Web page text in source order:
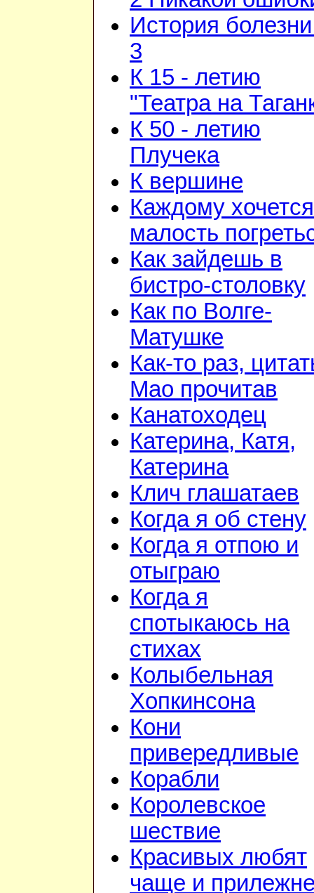
История
3
К 15 - летию
"Театра на
К 50 - летию
Плучека
К вершине
Каждому хочется
малость
Как зайдешь в
бистро-столовку
Как по Волге-
Матушке
Как-то раз,
Мао прочитав
Канатоходец
Катерина, Катя,
Катерина
Клич глашатаев
Когда я об стену
Когда я отпою и
отыграю
Когда я
спотыкаюсь на
стихах
Колыбельная
Хопкинсона
Кони
привередливые
Корабли
Королевское
шествие
Красивых любят
чаще и